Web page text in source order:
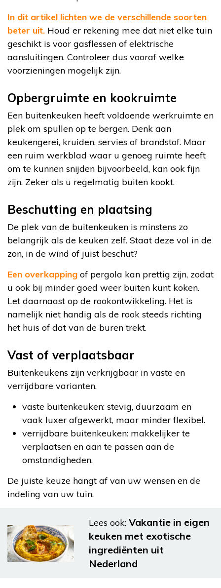
In dit artikel lichten we de verschillende soorten
beter uit. Houd er rekening mee dat niet elke tuin
geschikt is voor gasflessen of elektrische
aansluitingen. Controleer dus vooraf welke
voorzieningen mogelijk zijn.
Opbergruimte en kookruimte
Een buitenkeuken heeft voldoende werkruimte en
plek om spullen op te bergen. Denk aan
keukengerei, kruiden, servies of brandstof. Maar
een ruim werkblad waar u genoeg ruimte heeft
om te kunnen snijden bijvoorbeeld, kan ook fijn
zijn. Zeker als u regelmatig buiten kookt.
Beschutting en plaatsing
De plek van de buitenkeuken is minstens zo
belangrijk als de keuken zelf. Staat deze vol in de
zon, in de wind of juist beschut?
Een overkapping of pergola kan prettig zijn, zodat
u ook bij minder goed weer buiten kunt koken.
Let daarnaast op de rookontwikkeling. Het is
namelijk niet handig als de rook steeds richting
het huis of dat van de buren trekt.
Vast of verplaatsbaar
Buitenkeukens zijn verkrijgbaar in vaste en
verrijdbare varianten.
vaste buitenkeuken: stevig, duurzaam en
vaak luxer afgewerkt, maar minder flexibel.
verrijdbare buitenkeuken: makkelijker te
verplaatsen en aan te passen aan de
omstandigheden.
De juiste keuze hangt af van uw wensen en de
indeling van uw tuin.
Lees ook: Vakantie in eigen
keuken met exotische
ingrediënten uit
Nederland